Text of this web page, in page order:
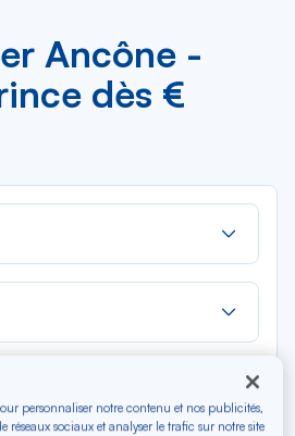
Ancône -
dès €
Aller simple
personnaliser notre contenu et nos publicités,
réseaux sociaux et analyser le trafic sur notre site